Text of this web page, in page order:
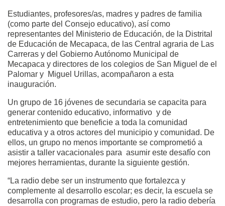
Estudiantes, profesores/as, madres y padres de familia
(como parte del Consejo educativo), así como
representantes del Ministerio de Educación, de la Distrital
de Educación de Mecapaca, de las Central agraria de Las
Carreras y del Gobierno Autónomo Municipal de
Mecapaca y directores de los colegios de San Miguel de el
Palomar y Miguel Urillas, acompañaron a esta
inauguración.
Un grupo de 16 jóvenes de secundaria se capacita para
generar contenido educativo, informativo y de
entretenimiento que beneficie a toda la comunidad
educativa y a otros actores del municipio y comunidad. De
ellos, un grupo no menos importante se comprometió a
asistir a taller vacacionales para asumir este desafío con
mejores herramientas, durante la siguiente gestión.
“La radio debe ser un instrumento que fortalezca y
complemente al desarrollo escolar; es decir, la escuela se
desarrolla con programas de estudio, pero la radio debería